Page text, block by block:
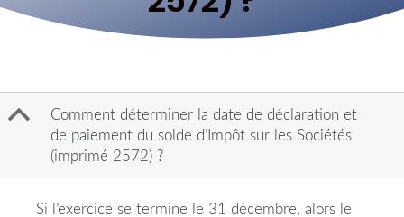
B
Comment déterminer la date de déclaration et
de paiement du solde d’Impôt sur les Sociétés
(imprimé 2572) ?
Si l’exercice se termine le 31 décembre, alors le